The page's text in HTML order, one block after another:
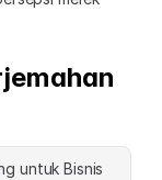
untuk Bisnis